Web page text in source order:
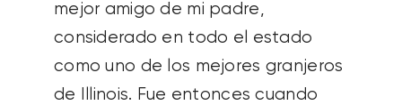
mejor amigo de mi padre,
considerado en todo el estado
como uno de los mejores granjeros
de Illinois. Fue entonces cuando